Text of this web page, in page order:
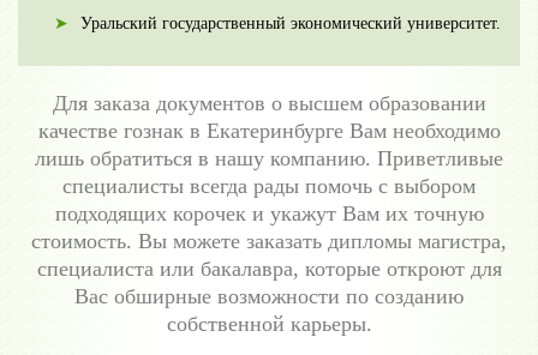
Уральский государственный экономический университет.
Для заказа документов о высшем образовании
качестве гознак в Екатеринбурге Вам необходимо
лишь обратиться в нашу компанию. Приветливые
специалисты всегда рады помочь с выбором
подходящих корочек и укажут Вам их точную
стоимость. Вы можете заказать дипломы магистра,
специалиста или бакалавра, которые откроют для
Вас обширные возможности по созданию
собственной карьеры.